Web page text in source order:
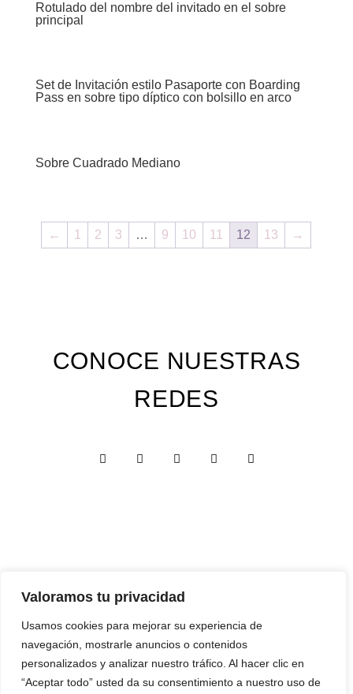
Valoramos tu privacidad
Usamos cookies para mejorar su experiencia de
navegación, mostrarle anuncios o contenidos
personalizados y analizar nuestro tráfico. Al hacer clic en
“Aceptar todo” usted da su consentimiento a nuestro uso de
Rotulado del nombre del invitado en el sobre
principal
Set de Invitación estilo Pasaporte con Boarding
Pass en sobre tipo díptico con bolsillo en arco
Sobre Cuadrado Mediano
← 1 2 3 … 9 10 11 12 13 →
CONOCE NUESTRAS
REDES
Custom Edition
Express Edition
Digital Edition
Papelería y Cajas